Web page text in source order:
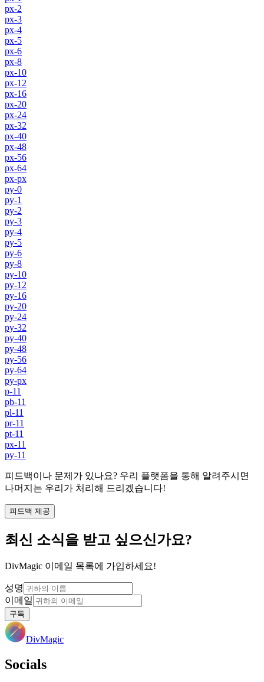
px-2
px-3
px-4
px-5
px-6
px-8
px-10
px-12
px-16
px-20
px-24
px-32
px-40
px-48
px-56
px-64
px-px
py-0
py-1
py-2
py-3
py-4
py-5
py-6
py-8
py-10
py-12
py-16
py-20
py-24
py-32
py-40
py-48
py-56
py-64
py-px
p-11
pb-11
pl-11
pr-11
pt-11
px-11
py-11
피드백이나 문제가 있나요? 우리 플랫폼을 통해 알려주시면
나머지는 우리가 처리해 드리겠습니다!
피드백 제공
최신 소식을 받고 싶으신가요?
DivMagic 이메일 목록에 가입하세요!
성명
이메일
구독
DivMagic
Socials